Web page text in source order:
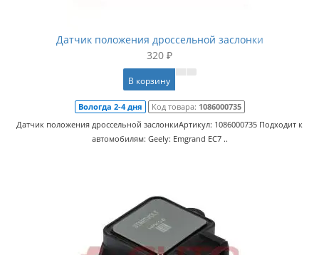
Датчик положения дроссельной заслонки
320 ₽
В корзину
Вологда 2-4 дня Код товара: 1086000735
Датчик положения дроссельной заслонкиАртикул: 1086000735 Подходит к
автомобилям: Geely: Emgrand EC7 ..